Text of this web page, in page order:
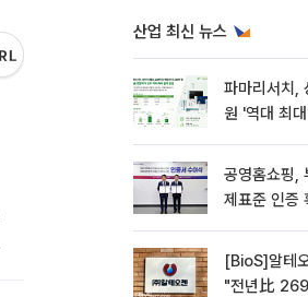
산업 최신 뉴스
파마리서치,
원 '역대 최
공영홈쇼핑,
제표준 인증
[BioS]알테
"전년比